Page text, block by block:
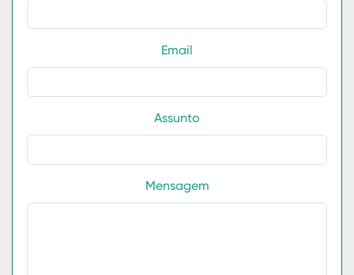
Email
Assunto
Mensagem